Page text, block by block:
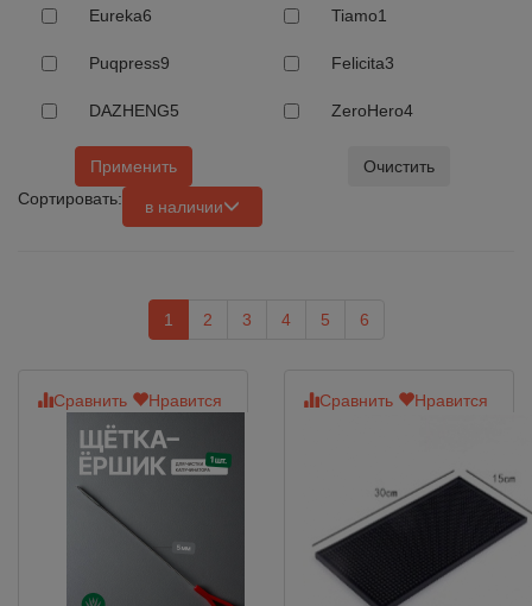
Eureka6 Tiamo1
Puqpress9 Felicita3
DAZHENG5 ZeroHero4
Применить
Очистить
Сортировать:
в наличии
1 2 3 4 5 6
Сравнить Нравится Сравнить Нравится